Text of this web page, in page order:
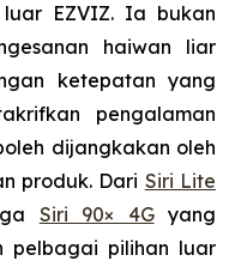
EZVIZ. Ia bukan
haiwan liar
ketepatan yang
pengalaman
dijangkakan oleh
produk. Dari Siri Lite
Siri 90× 4Gyang
pelbagai pilihan luar